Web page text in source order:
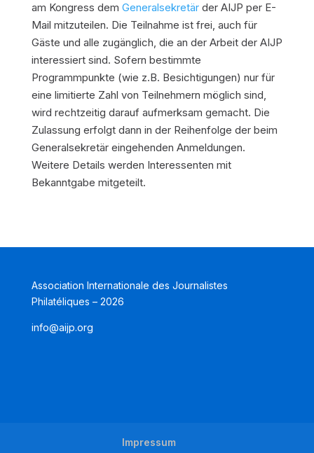
am Kongress dem Generalsekretärder AIJP per E-
Mail mitzuteilen. Die Teilnahme ist frei, auch für
Gäste und alle zugänglich, die an der Arbeit der AIJP
interessiert sind. Sofern bestimmte
Programmpunkte (wie z.B. Besichtigungen) nur für
eine limitierte Zahl von Teilnehmern möglich sind,
wird rechtzeitig darauf aufmerksam gemacht. Die
Zulassung erfolgt dann in der Reihenfolge der beim
Generalsekretär eingehenden Anmeldungen.
Weitere Details werden Interessenten mit
Bekanntgabe mitgeteilt.
Association Internationale des Journalistes
Philatéliques – 2026
info@aijp.org
Impressum